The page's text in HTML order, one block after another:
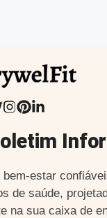
estar
de saúde,
na sua caixa de